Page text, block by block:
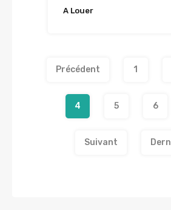
A Louer
Précédent 1
4 5 6
Suivant